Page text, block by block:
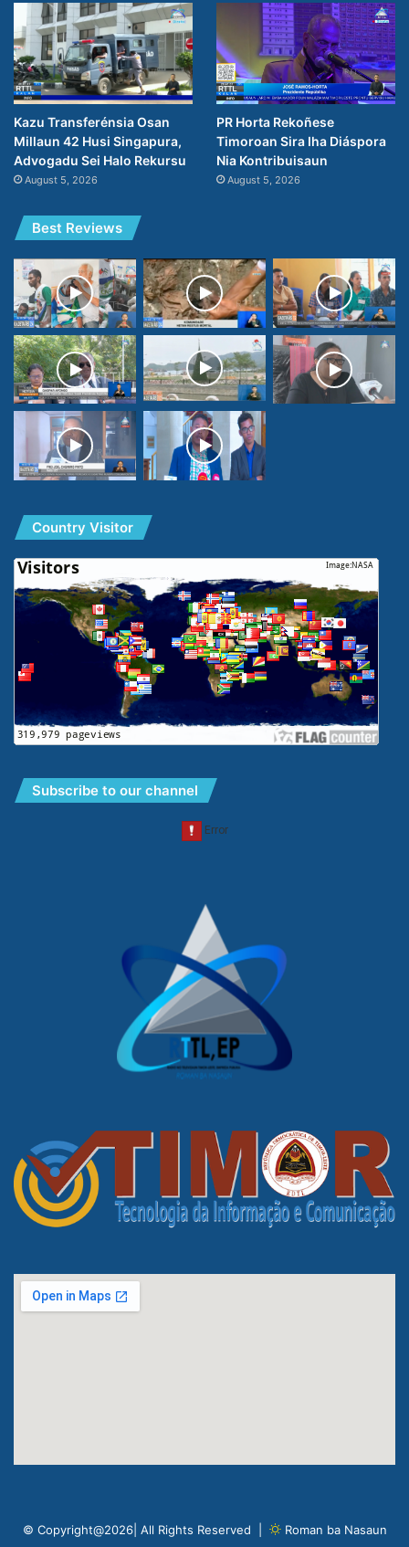
Kazu Transferénsia Osan
Millaun 42 Husi Singapura,
Advogadu Sei Halo Rekursu
August 5, 2026
PR Horta Rekoñese
Timoroan Sira Iha Diáspora
Nia Kontribuisaun
August 5, 2026
Best Reviews
Country Visitor
Subscribe to our channel
© Copyright@2026| All Rights Reserved | Roman ba Nasaun